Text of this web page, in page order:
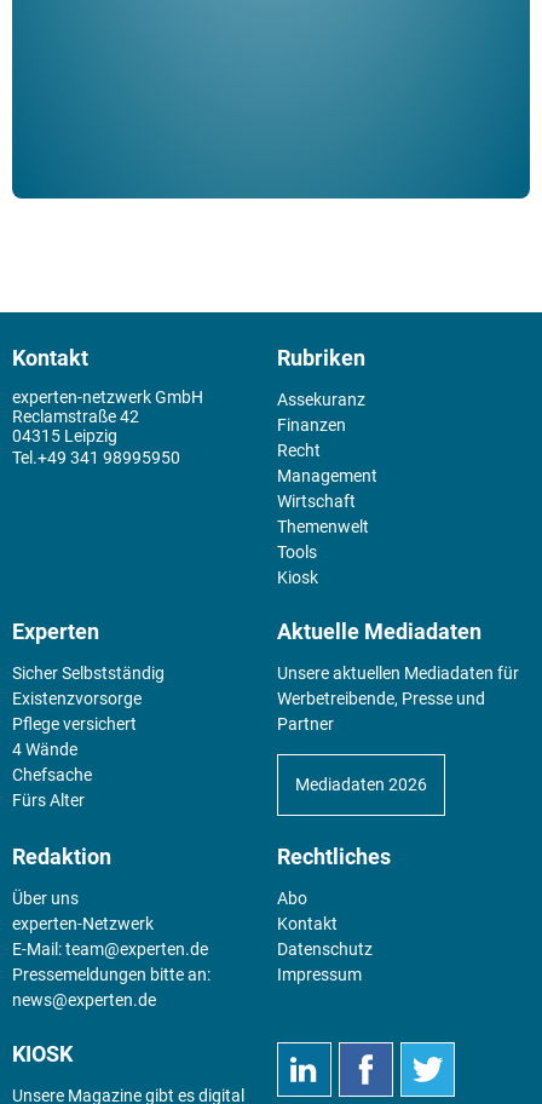
Kontakt
experten-netzwerk GmbH
Reclamstraße 42
04315 Leipzig
+49 341 98995950
Rubriken
Assekuranz
Finanzen
Recht
Management
Wirtschaft
Themenwelt
Tools
Kiosk
Experten
Sicher Selbstständig
Existenz­vorsorge
Pflege versichert
4 Wände
Chefsache
Fürs Alter
Aktuelle Mediadaten
Unsere aktuellen Mediadaten für
Werbetreibende, Presse und
Partner
Mediadaten 2026
Redaktion
Über uns
experten-Netzwerk
E-Mail:team@experten.de
Pressemeldungen bitte an:
news@experten.de
Rechtliches
Abo
Kontakt
Datenschutz
Impressum
KIOSK
Unsere Magazine gibt es digital